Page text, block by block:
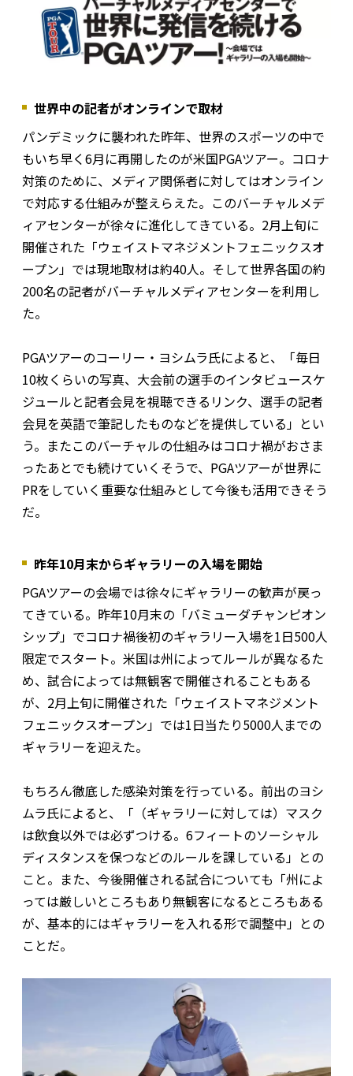
世界中の記者がオンラインで取材
パンデミックに襲われた昨年、世界のスポーツの中で
もいち早く6月に再開したのが米国PGAツアー。コロナ
対策のために、メディア関係者に対してはオンライン
で対応する仕組みが整えらえた。このバーチャルメデ
ィアセンターが徐々に進化してきている。2月上旬に
開催された「ウェイストマネジメントフェニックスオ
ープン」では現地取材は約40人。そして世界各国の約
200名の記者がバーチャルメディアセンターを利用し
た。
PGAツアーのコーリー・ヨシムラ氏によると、「毎日
10枚くらいの写真、大会前の選手のインタビュースケ
ジュールと記者会見を視聴できるリンク、選手の記者
会見を英語で筆記したものなどを提供している」とい
う。またこのバーチャルの仕組みはコロナ禍がおさま
ったあとでも続けていくそうで、PGAツアーが世界に
PRをしていく重要な仕組みとして今後も活用できそう
だ。
昨年10月末からギャラリーの入場を開始
PGAツアーの会場では徐々にギャラリーの歓声が戻っ
てきている。昨年10月末の「バミューダチャンピオン
シップ」でコロナ禍後初のギャラリー入場を1日500人
限定でスタート。米国は州によってルールが異なるた
め、試合によっては無観客で開催されることもある
が、2月上旬に開催された「ウェイストマネジメント
フェニックスオープン」では1日当たり5000人までの
ギャラリーを迎えた。
もちろん徹底した感染対策を行っている。前出のヨシ
ムラ氏によると、「（ギャラリーに対しては）マスク
は飲食以外では必ずつける。6フィートのソーシャル
ディスタンスを保つなどのルールを課している」との
こと。また、今後開催される試合についても「州によ
っては厳しいところもあり無観客になるところもある
が、基本的にはギャラリーを入れる形で調整中」との
ことだ。